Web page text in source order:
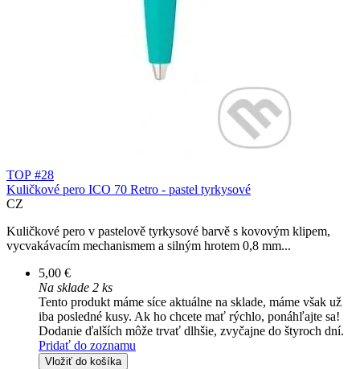
TOP #28
Kuličkové pero ICO 70 Retro - pastel tyrkysové
CZ
Kuličkové pero v pastelově tyrkysové barvě s kovovým klipem,
vycvakávacím mechanismem a silným hrotem 0,8 mm...
5,00 €
Na sklade 2 ks
Tento produkt máme síce aktuálne na sklade, máme však už
iba posledné kusy. Ak ho chcete mať rýchlo, ponáhľajte sa!
Dodanie ďalších môže trvať dlhšie, zvyčajne do štyroch dní.
Pridať do zoznamu
Vložiť do košíka